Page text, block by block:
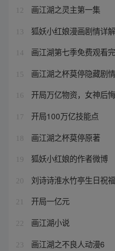
12 画江湖之灵主第一集
13 狐妖小红娘漫画剧情详解
14 画江湖第七季免费观看
15 画江湖之杯莫停隐藏剧
16 开局万亿物资，女神后
17 开局100万亿技能点
18 画江湖之杯莫停原著
19 狐妖小红娘的作者微博
20 刘诗诗淮水竹亭生日祝福
21 开局一亿元
22 画江湖小说
23 画江湖之不良人动漫6